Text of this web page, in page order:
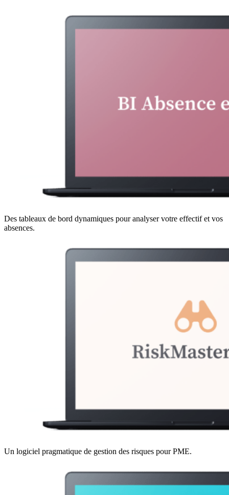
Des tableaux de bord dynamiques pour analyser votre effectif et vos
absences.
Un logiciel pragmatique de gestion des risques pour PME.